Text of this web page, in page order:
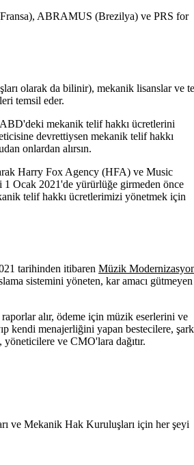
ABRAMUS (Brezilya) ve PRS for
olarak da bilinir), mekanik lisanslar ve
temsil eder.
ABD'deki mekanik telif hakkı ücretlerini
devrettiysen mekanik telif hakkı
onlardan alırsın.
Harry Fox Agency (HFA) ve Music
Ocak 2021'de yürürlüğe girmeden önce
telif hakkı ücretlerimizi yönetmek için
tarihinden itibaren Müzik
sistemini yöneten, kar amacı gütmeyen
alır, ödeme için müzik eserlerini ve
kendi menajerliğini yapan bestecilere,
yöneticilere ve CMO'lara dağıtır.
ve Mekanik Hak Kuruluşları için her şeyi